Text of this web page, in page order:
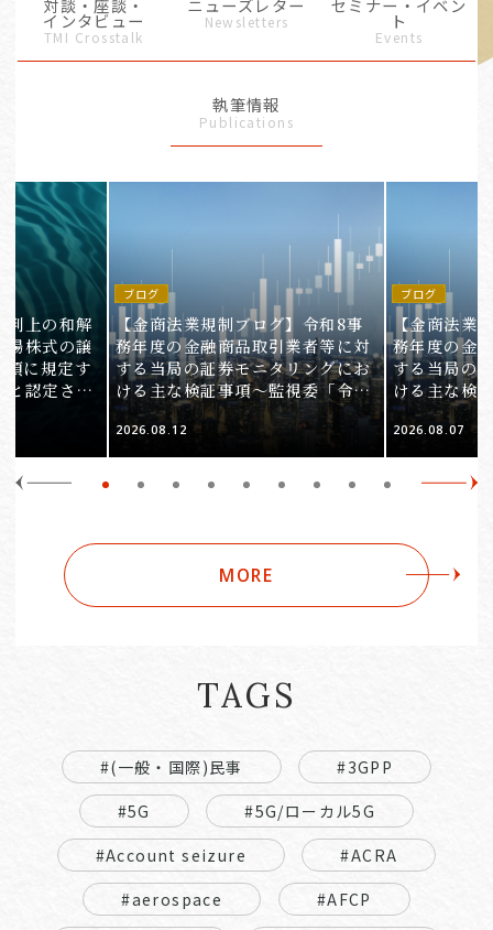
対談・座談・
インタビュー
TMI Crosstalk
ニューズレター
Newsletters
セミナー・イベン
ト
Events
執筆情報
Publications
判上の和解
場株式の譲
に規定す
と認定され
ブログ
【金商法業規制ブログ】令和8事
務年度の金融商品取引業者等に対
する当局の証券モニタリングにお
ける主な検証事項～監視委「令和
8事務年度 証券モニタリング基本
方針」の解説～（第2回）
2026.08.12
ブログ
【金商法業
務年度の金
する当局の
ける主な検
8事務年度
方針」の解
2026.08.07
MORE
TAGS
#(一般・国際)民事
#3GPP
#5G
#5G/ローカル5G
#Account seizure
#ACRA
#aerospace
#AFCP